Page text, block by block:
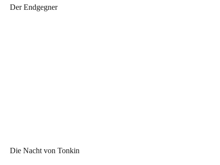
Der Endgegner
Die Nacht von Tonkin